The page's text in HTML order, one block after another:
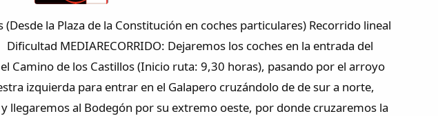
la Plaza de la Constitución en coches particulares) Recorrido lineal
MEDIARECORRIDO: Dejaremos los coches en la entrada del
Camino de los Castillos (Inicio ruta: 9,30 horas), pasando por el arroyo
izquierda para entrar en el Galapero cruzándolo de de sur a norte,
llegaremos al Bodegón por su extremo oeste, por donde cruzaremos la